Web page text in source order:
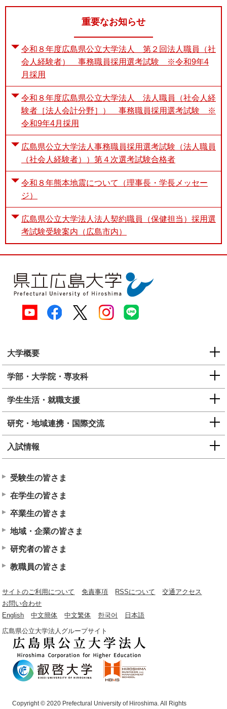
重要なお知らせ
令和８年度広島県公立大学法人 第２回法人職員（社
会人経験者） 事務職員採用選考試験 ※令和9年4
月採用
令和８年度広島県公立大学法人 法人職員（社会人経
験者［法人会計分野］） 事務職員採用選考試験 ※
令和9年4月採用
広島県公立大学法人事務職員採用選考試験（法人職員
（社会人経験者））第４次選考試験合格者
令和８年熊本地震について（理事長・学長メッセー
ジ）
広島県公立大学法人法人契約職員（保健担当）採用選
考試験受験案内（広島市内）
大学概要
学部・大学院・専攻科
学生生活・就職支援
研究・地域連携・国際交流
入試情報
受験生の皆さま
在学生の皆さま
卒業生の皆さま
地域・企業の皆さま
研究者の皆さま
教職員の皆さま
サイトのご利用について 免責事項 RSSについて
交通アクセス
お問い合わせ
English
中文簡体 中文繁体 한국어 日本語
広島県公立大学法人グループサイト
Copyright © 2020 Prefectural University of Hiroshima. All Rights